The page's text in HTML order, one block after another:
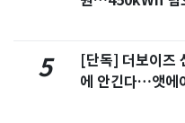
5
[단독] 더보이즈
에 안긴다…앳에